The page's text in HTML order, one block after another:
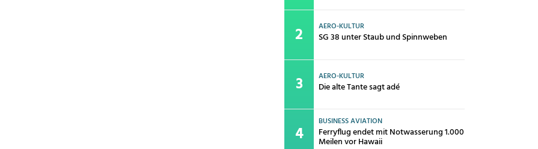
AERO-KULTUR
SG 38 unter Staub und Spinnweben
AERO-KULTUR
Die alte Tante sagt adé
BUSINESS AVIATION
Ferryflug endet mit Notwasserung 1.000
Meilen vor Hawaii